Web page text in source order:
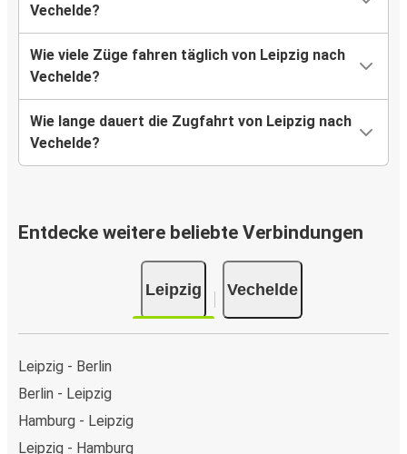
Vechelde?
Wie viele Züge fahren täglich von Leipzig nach
Vechelde?
Wie lange dauert die Zugfahrt von Leipzig nach
Vechelde?
Entdecke weitere beliebte Verbindungen
Leipzig Vechelde
Leipzig - Berlin
Berlin - Leipzig
Hamburg - Leipzig
Leipzig - Hamburg